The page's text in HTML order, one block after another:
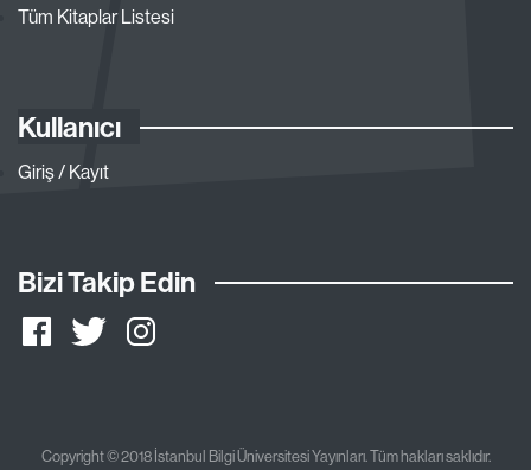
Tüm Kitaplar Listesi
Kullanıcı
Giriş / Kayıt
Bizi Takip Edin
Copyright © 2018 İstanbul Bilgi Üniversitesi Yayınları. Tüm hakları saklıdır.